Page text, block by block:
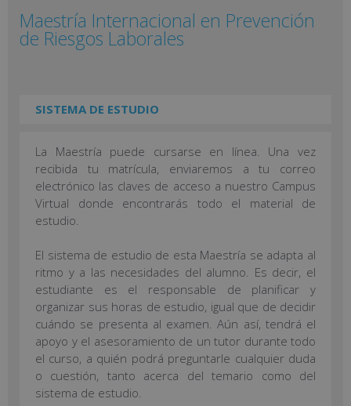
Maestría Internacional en Prevención
de Riesgos Laborales
SISTEMA DE ESTUDIO
La Maestría puede cursarse en línea. Una vez
recibida tu matrícula, enviaremos a tu correo
electrónico las claves de acceso a nuestro Campus
Virtual donde encontrarás todo el material de
estudio.
El sistema de estudio de esta Maestría se adapta al
ritmo y a las necesidades del alumno. Es decir, el
estudiante es el responsable de planificar y
organizar sus horas de estudio, igual que de decidir
cuándo se presenta al examen. Aún así, tendrá el
apoyo y el asesoramiento de un tutor durante todo
el curso, a quién podrá preguntarle cualquier duda
o cuestión, tanto acerca del temario como del
sistema de estudio.